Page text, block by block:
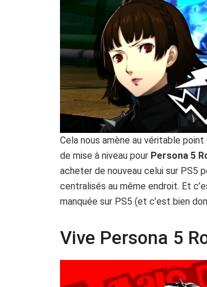
Cela nous amène au véritable
de mise à niveau pour Persona 5
acheter de nouveau celui sur PS5
centralisés au même endroit. Et
manquée sur PS5 (et c’est bien
Vive Persona 5